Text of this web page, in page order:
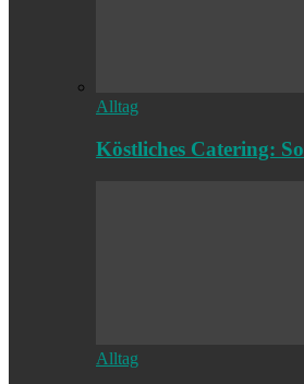
Alltag
Köstliches Catering:
Alltag